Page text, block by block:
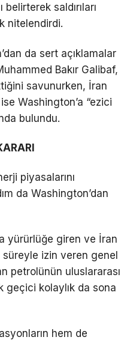
saldırıları
nitelendirdi.
da sert açıklamalar
Bakır Galibaf,
savunurken, İran
Washington’a “ezici
bulundu.
piyasalarını
da Washington’dan
yürürlüğe giren ve İran
süreyle izin veren genel
petrolünün uluslararası
geçici kolaylık da sona
hem de